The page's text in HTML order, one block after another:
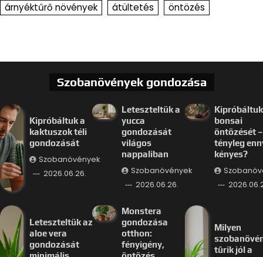
árnyéktűrő növények
átültetés öntözés
Szobanövények gondozása
Kipróbáltuk a
kaktuszok téli
gondozását
Szobanövények
2026.06.26.
Leteszteltük a
yucca
gondozását
világos
nappaliban
Szobanövények
2026.06.26.
bonsai
öntözését –
tényleg
kényes?
Leteszteltük az
aloe vera
gondozását
Monstera
gondozása
otthon:
fényigény,
Milyen
tűrik jól a